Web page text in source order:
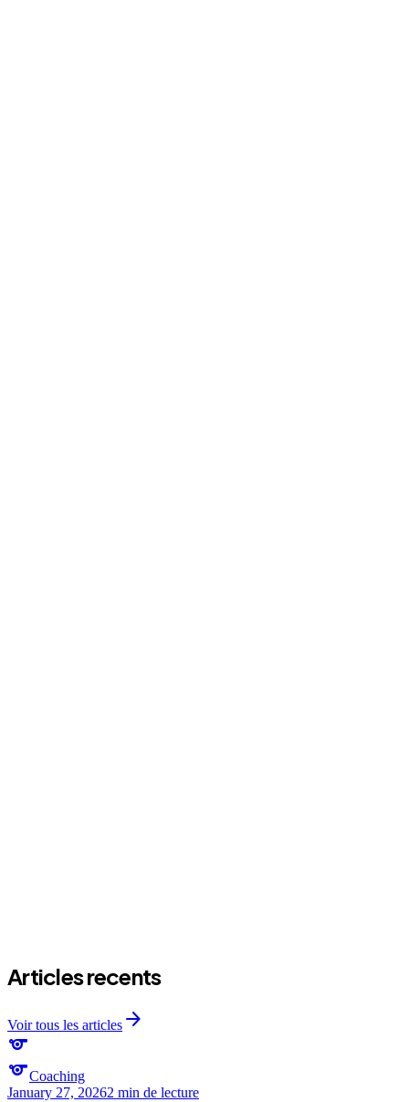
Articles recents
Voir tous les articles arrow_forward
sports
sportsCoaching
January 27, 20262 min de lecture